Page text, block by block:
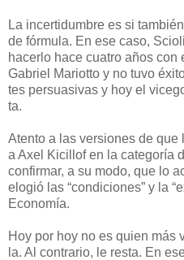
La in­cer­ti­dum­bre es si
de fór­mu­la. En ese ca­so,
ha­cerlo ha­ce cua­tro años
Ga­briel Ma­riot­to y no tu­vo
tes per­sua­si­vas y hoy el
ta.
Aten­to a las ver­sio­nes de
a Axel Ki­ci­llof en la ca­te­go­ría
con­fir­mar, a su mo­do, que lo
elo­gió las “con­di­cio­nes” y la
Eco­no­mía.
Hoy por hoy no es quien
la. Al con­tra­rio, le res­ta. En